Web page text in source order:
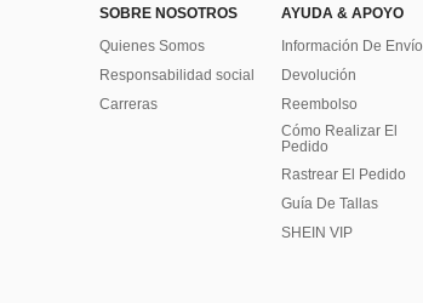
SOBRE NOSOTROS
Quienes Somos
Responsabilidad social
Carreras
AYUDA & APOYO
Información De Envío
Devolución
Reembolso
Cómo Realizar El
Pedido
Rastrear El Pedido
Guía De Tallas
SHEIN VIP